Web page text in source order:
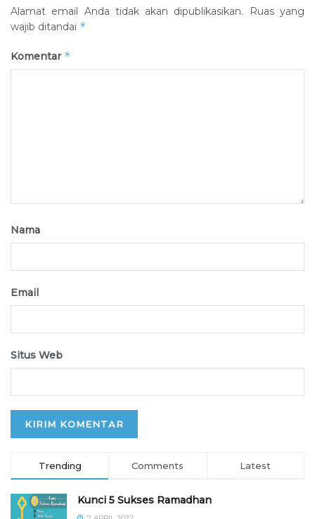
Alamat email Anda tidak akan dipublikasikan.
Ruas yang
wajib ditandai *
Komentar *
Nama
Email
Situs Web
Trending Comments Latest
Kunci 5 Sukses Ramadhan